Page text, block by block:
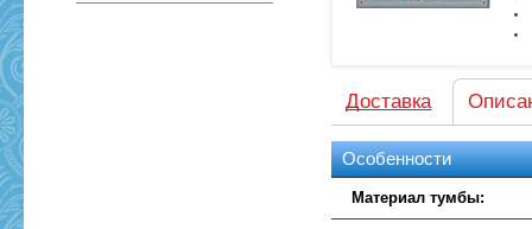
Доставка
Особенности
Материал тумбы: